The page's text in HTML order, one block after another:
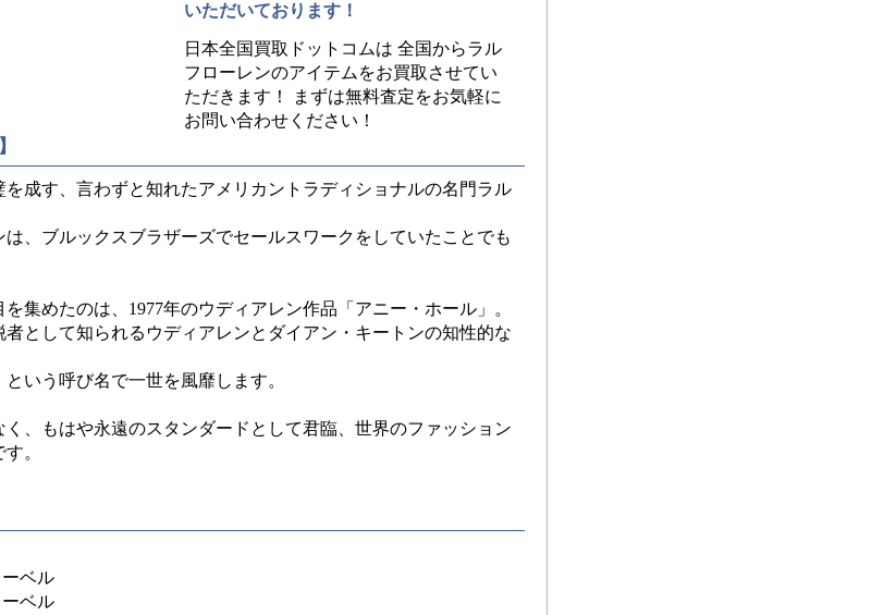
いただいております！
日本全国買取ドットコムは 全国からラル
フローレンのアイテムをお買取させてい
ただきます！ まずは無料査定をお気軽に
お問い合わせください！
成す、言わずと知れたアメリカントラディショナルの名門ラル
、ブルックスブラザーズでセールスワークをしていたことでも
集めたのは、1977年のウディアレン作品「アニー・ホール」。
として知られるウディアレンとダイアン・キートンの知性的な
いう呼び名で一世を風靡します。
、もはや永遠のスタンダードとして君臨、世界のファッション
。
ベル
ベル